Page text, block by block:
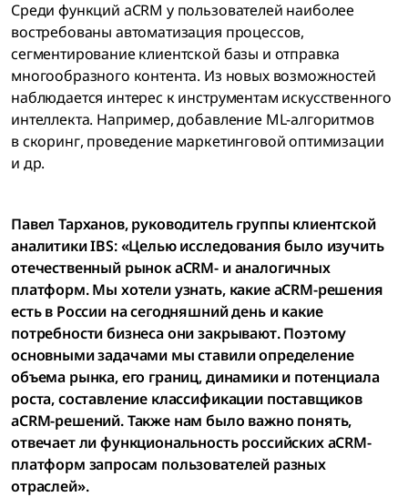
Среди функций aCRM у пользователей наиболее
востребованы автоматизация процессов,
сегментирование клиентской базы и отправка
многообразного контента. Из новых возможностей
наблюдается интерес к инструментам искусственного
интеллекта. Например, добавление ML-алгоритмов
в скоринг, проведение маркетинговой оптимизации
и др.
Павел Тарханов, руководитель группы клиентской
аналитики IBS: «Целью исследования было изучить
отечественный рынок aCRM- и аналогичных
платформ. Мы хотели узнать, какие aCRM-решения
есть в России на сегодняшний день и какие
потребности бизнеса они закрывают. Поэтому
основными задачами мы ставили определение
объема рынка, его границ, динамики и потенциала
роста, составление классификации поставщиков
aCRM-решений. Также нам было важно понять,
отвечает ли функциональность российских aCRM-
платформ запросам пользователей разных
отраслей».